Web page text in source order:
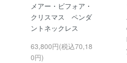
メアー・ビフォア・
クリスマス ペンダ
ントネックレス
63,800円(税込70,18
0円)